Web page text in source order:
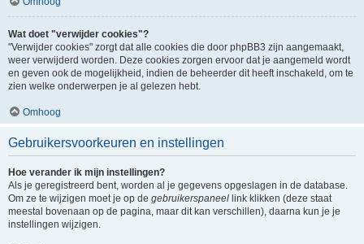
Wat doet "verwijder cookies"?
"Verwijder cookies" zorgt dat alle cookies die door phpBB3 zijn aangemaakt,
weer verwijderd worden. Deze cookies zorgen ervoor dat je aangemeld wordt
en geven ook de mogelijkheid, indien de beheerder dit heeft inschakeld, om te
zien welke onderwerpen je al gelezen hebt.
Omhoog
Gebruikersvoorkeuren en instellingen
Hoe verander ik mijn instellingen?
Als je geregistreerd bent, worden al je gegevens opgeslagen in de database.
Om ze te wijzigen moet je op de gebruikerspaneel link klikken (deze staat
meestal bovenaan op de pagina, maar dit kan verschillen), daarna kun je je
instellingen wijzigen.